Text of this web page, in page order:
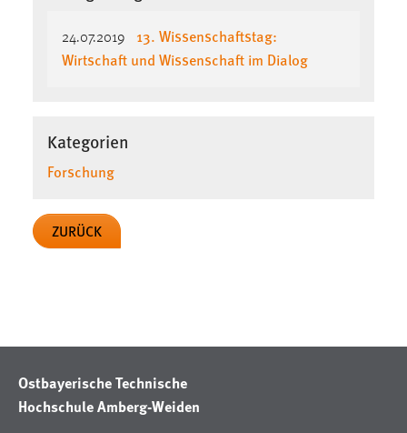
24.07.2019
13. Wissenschaftstag:
Wirtschaft und Wissenschaft im Dialog
Kategorien
Forschung
ZURÜCK
Ostbayerische Technische
Hochschule Amberg-Weiden